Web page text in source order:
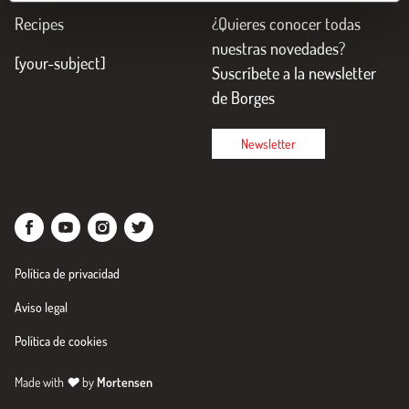
Recipes
[your-subject]
¿Quieres conocer todas
nuestras novedades?
Suscríbete a la newsletter
de Borges
Newsletter
Política de privacidad
Aviso legal
Política de cookies
Made with ♥by Mortensen